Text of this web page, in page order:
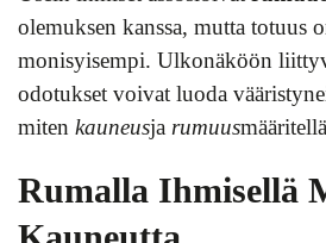
olemuksen kanssa, mutta totuus
monisyisempi. Ulkonäköön
odotukset voivat luoda
miten kauneusja rumuus
Rumalla Ihmisellä